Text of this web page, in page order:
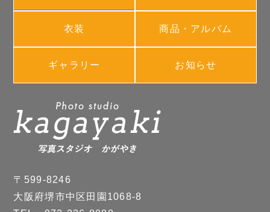
衣装 商品・アルバム
ギャラリー お知らせ
〒599-8246
大阪府堺市中区田園1068-8